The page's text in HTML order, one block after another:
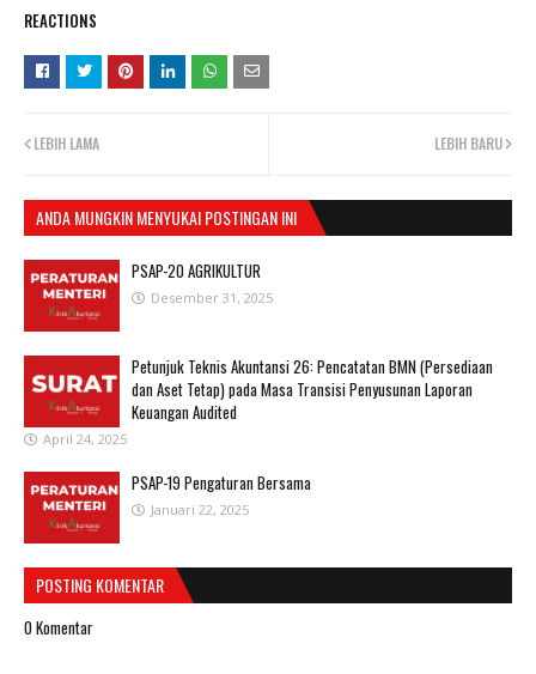
REACTIONS
LEBIH BARU
LEBIH LAMA
ANDA MUNGKIN MENYUKAI POSTINGAN INI
PSAP-20 AGRIKULTUR
Desember 31, 2025
Petunjuk Teknis Akuntansi 26: Pencatatan BMN (Persediaan
dan Aset Tetap) pada Masa Transisi Penyusunan Laporan
Keuangan Audited
April 24, 2025
PSAP-19 Pengaturan Bersama
Januari 22, 2025
POSTING KOMENTAR
0 Komentar